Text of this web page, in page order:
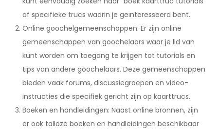
of specifieke trucs waarin je geïnteresseerd bent.
Online goochelgemeenschappen: Er zijn online
gemeenschappen van goochelaars waar je lid van
kunt worden om toegang te krijgen tot tutorials en
tips van andere goochelaars. Deze gemeenschappen
bieden vaak forums, discussiegroepen en video-
instructies die specifiek gericht zijn op kaarttrucs.
Boeken en handleidingen: Naast online bronnen, zijn
er ook talloze boeken en handleidingen beschikbaar